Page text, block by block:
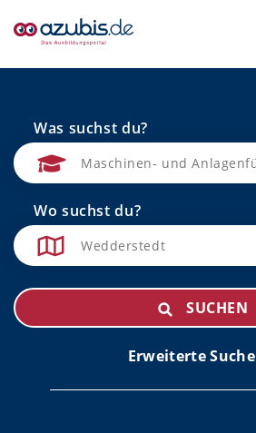
Was suchst du?
Wo suchst du?
SUCHEN
Erweiterte Suche